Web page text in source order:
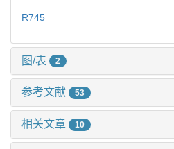
R745
图/表 2
参考文献 53
相关文章 10